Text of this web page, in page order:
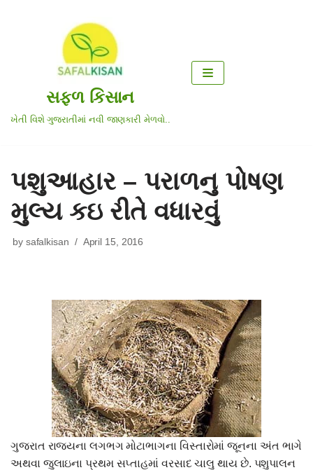
સફળ કિસાન
ખેતી વિશે ગુજરાતીમાં નવી જાણકારી મેળવો..
પશુઆહાર – પરાળનુ પોષણ
મુલ્ય કઇ રીતે વધારવું
by safalkisan April 15, 2016
ગુજરાત રાજયના લગભગ મોટાભાગના વિસ્તારોમાં જૂનના અંત ભાગે
અથવા જુલાઇના પ્રથમ સપ્તાહમાં વરસાદ ચાલુ થાય છે. પશુપાલન